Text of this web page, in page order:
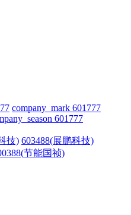
company_mark 601777
601777
技) 603488(展鹏科技)
节能国祯)